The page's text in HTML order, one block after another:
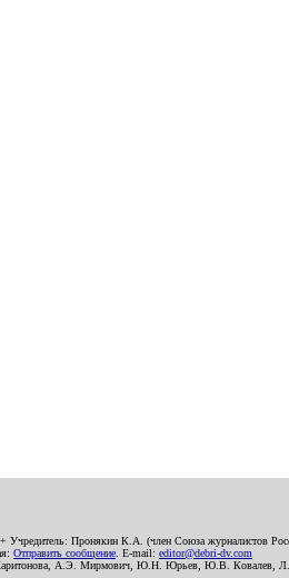
Учредитель: Пронякин К.А. (член Союза журналистов
Отправить сообщение . E-mail: editor@debri-dv.com
Харитонова, А.Э. Мирмович, Ю.Н. Юрьев, Ю.В.